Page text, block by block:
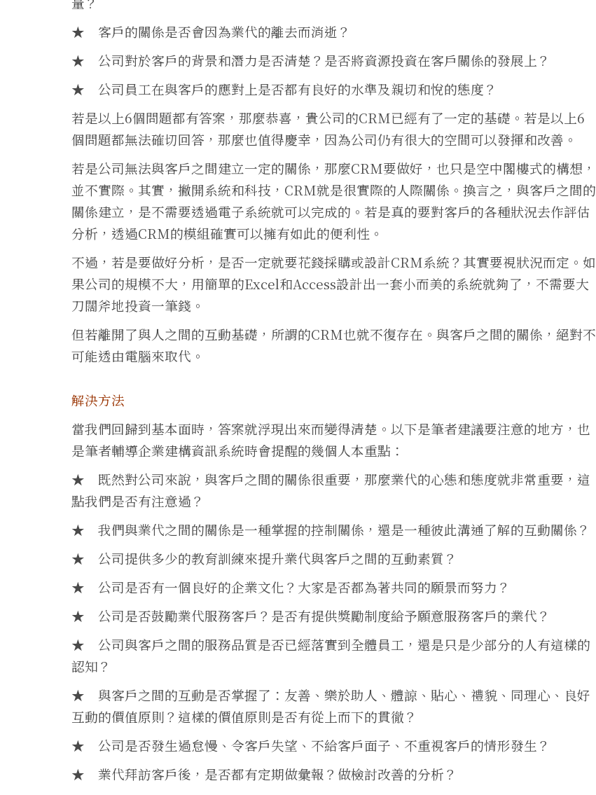
★ 客戶的關係是否會因為業代的離去而消逝？
★ 公司對於客戶的背景和潛力是否清楚？是否將資源投資在客戶關係的發展上？
★ 公司員工在與客戶的應對上是否都有良好的水準及親切和悅的態度？
若是以上6個問題都有答案，那麼恭喜，貴公司的CRM已經有了一定的基礎。若是以上6
個問題都無法確切回答，那麼也值得慶幸，因為公司仍有很大的空間可以發揮和改善。
若是公司無法與客戶之間建立一定的關係，那麼CRM要做好，也只是空中閣樓式的構想，
並不實際。其實，撇開系統和科技，CRM就是很實際的人際關係。換言之，與客戶之間的
關係建立，是不需要透過電子系統就可以完成的。若是真的要對客戶的各種狀況去作評估
分析，透過CRM的模組確實可以擁有如此的便利性。
不過，若是要做好分析，是否一定就要花錢採購或設計CRM系統？其實要視狀況而定。如
果公司的規模不大，用簡單的Excel和Access設計出一套小而美的系統就夠了，不需要大
刀闊斧地投資一筆錢。
但若離開了與人之間的互動基礎，所謂的CRM也就不復存在。與客戶之間的關係，絕對不
可能透由電腦來取代。
解決方法
當我們回歸到基本面時，答案就浮現出來而變得清楚。以下是筆者建議要注意的地方，也
是筆者輔導企業建構資訊系統時會提醒的幾個人本重點：
★ 既然對公司來說，與客戶之間的關係很重要，那麼業代的心態和態度就非常重要，這
點我們是否有注意過？
★ 我們與業代之間的關係是一種掌握的控制關係，還是一種彼此溝通了解的互動關係？
★ 公司提供多少的教育訓練來提升業代與客戶之間的互動素質？
★ 公司是否有一個良好的企業文化？大家是否都為著共同的願景而努力？
★ 公司是否鼓勵業代服務客戶？是否有提供獎勵制度給予願意服務客戶的業代？
★ 公司與客戶之間的服務品質是否已經落實到全體員工，還是只是少部分的人有這樣的
認知？
★ 與客戶之間的互動是否掌握了：友善、樂於助人、體諒、貼心、禮貌、同理心、良好
互動的價值原則？這樣的價值原則是否有從上而下的貫徹？
★ 公司是否發生過怠慢、令客戶失望、不給客戶面子、不重視客戶的情形發生？
★ 業代拜訪客戶後，是否都有定期做彙報？做檢討改善的分析？